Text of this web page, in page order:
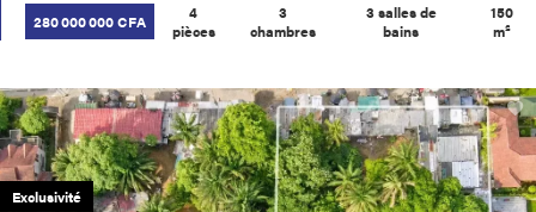
280 000 000 CFA
4
pièces
3
chambres
3 salles de
bains
150
m²
Exclusivité